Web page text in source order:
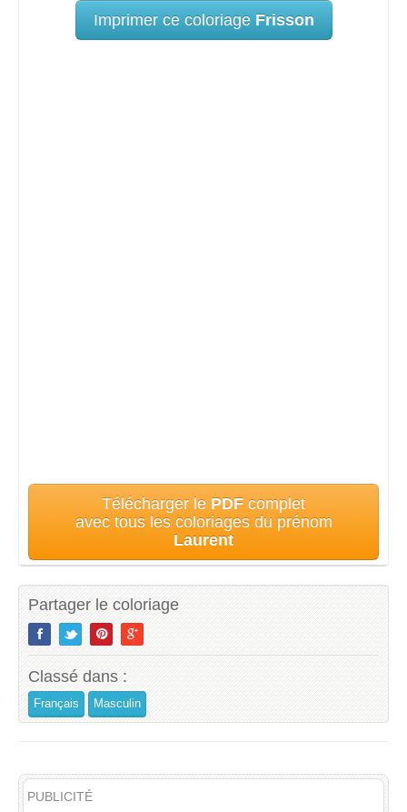
Imprimer ce coloriage Frisson
Télécharger le PDF complet
avec tous les coloriages du prénom
Laurent
Partager le coloriage
Classé dans :
Français Masculin
PUBLICITÉ